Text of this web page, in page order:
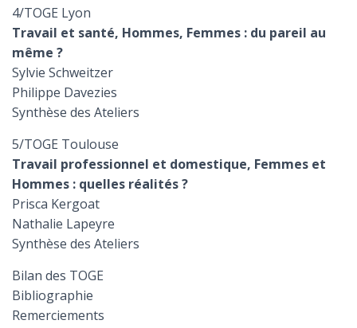
4/TOGE Lyon
Travail et santé, Hommes, Femmes : du pareil au
même ?
Sylvie Schweitzer
Philippe Davezies
Synthèse des Ateliers
5/TOGE Toulouse
Travail professionnel et domestique, Femmes et
Hommes : quelles réalités ?
Prisca Kergoat
Nathalie Lapeyre
Synthèse des Ateliers
Bilan des TOGE
Bibliographie
Remerciements